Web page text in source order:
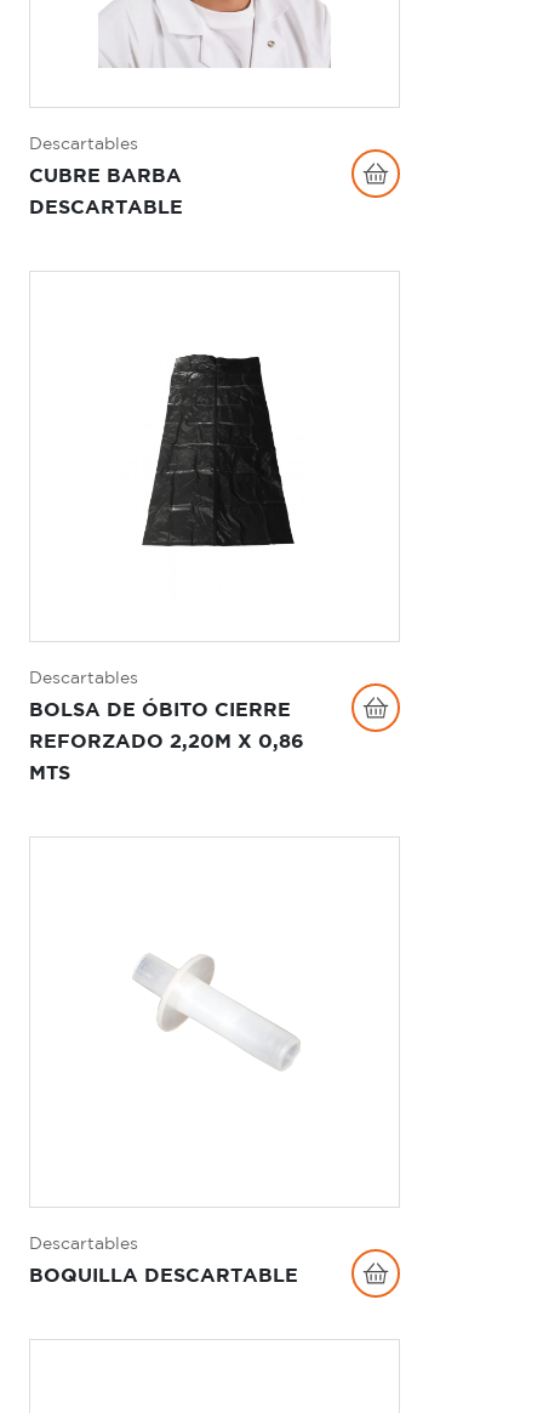
Descartables
CUBRE BARBA
DESCARTABLE
Descartables
BOLSA DE ÓBITO CIERRE
REFORZADO 2,20M X 0,86
MTS
Descartables
BOQUILLA DESCARTABLE